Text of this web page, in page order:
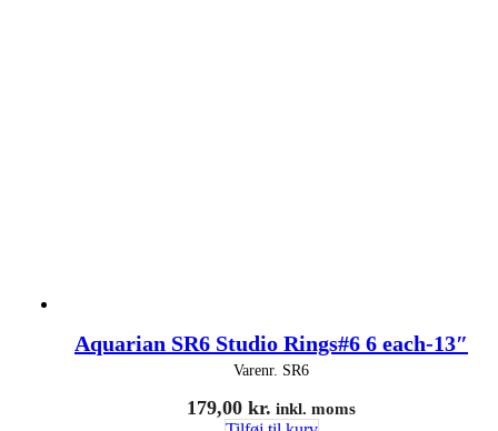
Aquarian SR6 Studio Rings#6 6 each-13″
Varenr. SR6
179,00 kr. inkl. moms